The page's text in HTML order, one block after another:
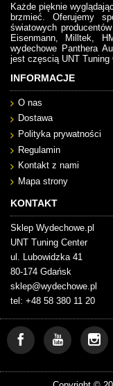
Każde pięknie
brzmieć. Oferujemy
światowych
Eisenmann, Milltek,
wydechowe Panthera
jest częscią UNT Tuning
INFORMACJE
O nas
Dostawa
Polityka prywatności
Regulamin
Kontakt z nami
Mapa strony
KONTAKT
Sklep Wydechowe.pl
UNT Tuning Center
ul. Lubowidzka 41
80-174 Gdańsk
sklep@wydechowe.pl
tel: +48 58 380 11 20